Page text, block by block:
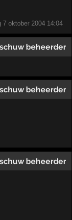
7 oktober 2004 14:04